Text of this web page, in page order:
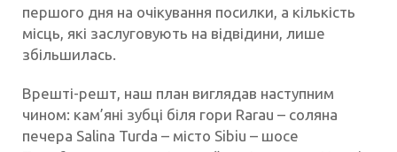
першого дня на очікування посилки, а кількість
місць, які заслуговують на відвідини, лише
збільшилась.
Врешті-решт, наш план виглядав наступним
чином: кам’яні зубці біля гори Rarau – соляна
печера Salina Turda – місто Sibiu – шосе